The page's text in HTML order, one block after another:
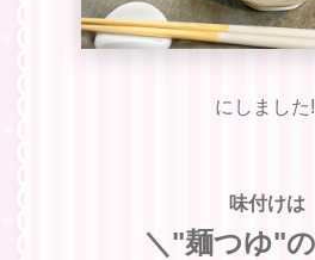
にしました
味付けは
＼"麺つゆ"